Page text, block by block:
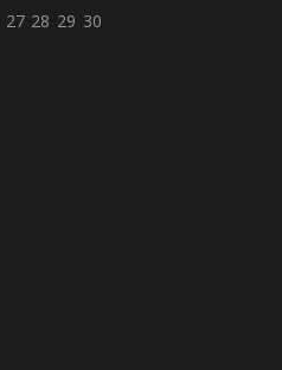
27 28 29 30